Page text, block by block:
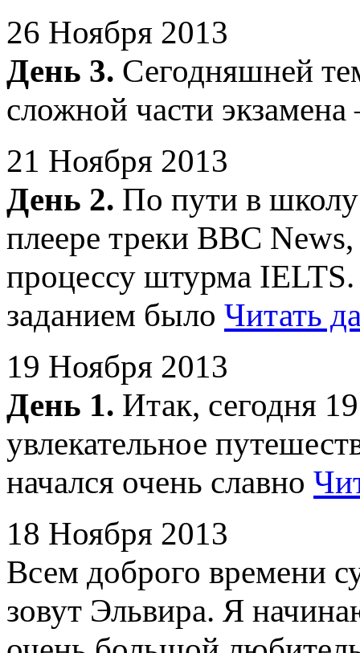
26 Ноября 2013
День 3. Сегодняшней
сложной части
21 Ноября 2013
День 2. По пути в
плеере треки BBC
процессу штурма
заданием было Читать
19 Ноября 2013
День 1. Итак, сегодня
увлекательное
начался очень славно
18 Ноября 2013
Всем доброго времени
зовут Эльвира. Я